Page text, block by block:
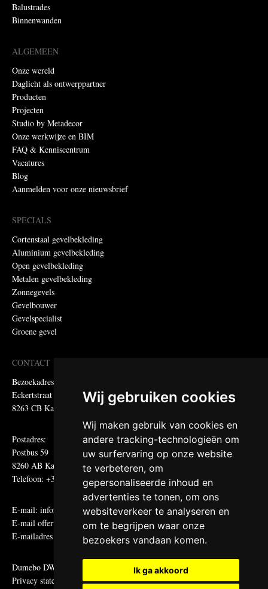
Wij gebruiken cookies
Wij maken gebruik van cookies en
andere tracking-technologieën om
uw surfervaring op onze website
te verbeteren, om
gepersonaliseerde inhoud en
advertenties te tonen, om ons
websiteverkeer te analyseren en
om te begrijpen waar onze
bezoekers vandaan komen.
Ik ga akkoord
Balustrades
Binnenwanden
ALGEMEEN
Onze wereld
Daglicht als ontwerppartner
Producten
Projecten
Studio by Metadecor
Onze werkwijze en BIM
FAQ & Kenniscentrum
Vacatures
Blog
Aanmelden voor onze nieuwsbrief
SPECIALS
Cortenstaal gevelbekleding
Aluminium gevelbekleding
Open gevelbekleding
Metalen gevelbekleding
Zonnegevels
Gevelbouwer
Gevelspecialist
Groene gevel
CONTACT
Bezoekadres:
Eckertstraat 75
8263 CB Kampen
Postadres:
Postbus 59
8260 AB Kampen
Telefoon: +31 (0)38 331 81 81
E-mail: informatie@metadecor.nl
E-mail offertes:
calculatie@metadecor.nl
E-mailadres administratie: facturen@metadecor.nl
Dumebo DWS voorwaarden
Privacy statement